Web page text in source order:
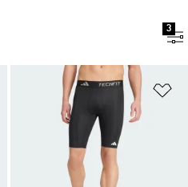
3
Přidat do seznamu přání